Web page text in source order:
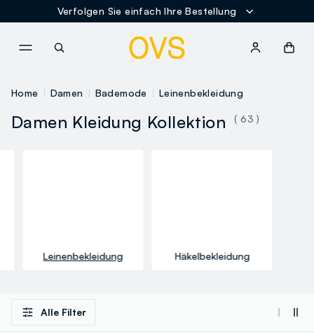
Verfolgen Sie einfach Ihre Bestellung
Home Damen Bademode Leinenbekleidung
Damen Kleidung Kollektion ( 63 )
Leinenbekleidung Häkelbekleidung
Alle Filter